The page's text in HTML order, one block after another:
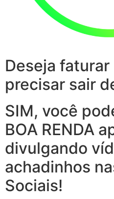
Deseja faturar
precisar sair
SIM, você
BOA RENDA
divulgando
achadinhos
Sociais!